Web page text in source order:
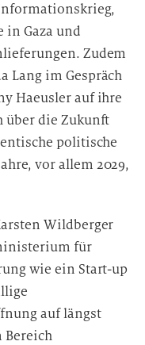
in Gaza und
Zudem
Lang im Gespräch
Haeusler auf ihre
über die Zukunft
politische
vor allem 2029,
Wildberger
für
wie ein Start-up
auf längst
Bereich